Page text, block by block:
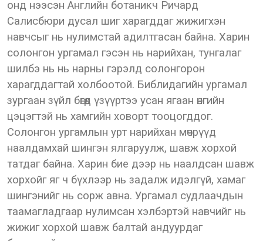
онд нээсэн Английн ботаникч Ричард
Салисбюри дусал шиг харагддаг жижигхэн
навчсыг нь нулимстай адилтгасан байна. Харин
солонгон ургамал гэсэн нь нарийхан, тунгалаг
шилбэ нь нь нарны гэрэлд солонгорон
харагддагтай холбоотой. Библидагийн ургамал
зургаан зүйл бөгөөд үзүүртээ усан ягаан өнгийн
цэцэгтэй нь хамгийн ховорт тооцогддог.
Солонгон ургамлын урт нарийхан мөчрүүд
наалдамхай шингэн ялгаруулж, шавж хорхой
татдаг байна. Харин бие дээр нь наалдсан шавж
хорхойг яг ч бүхлээр нь задалж идэлгүй, хамаг
шингэнийг нь сорж авна. Ургамал судлаачдын
таамагладгаар нулимсан хэлбэртэй навчийг нь
жижиг хорхой шавж балтай андуурдаг